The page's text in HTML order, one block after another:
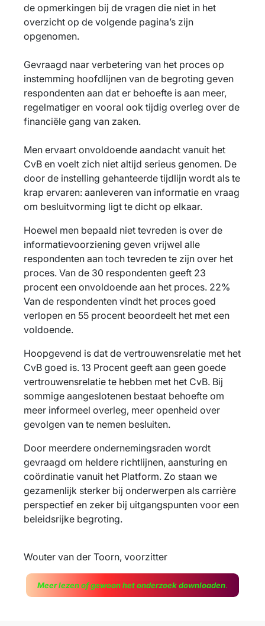
de opmerkingen bij de vragen die niet in het
overzicht op de volgende pagina’s zijn
opgenomen.
Gevraagd naar verbetering van het proces op
instemming hoofdlijnen van de begroting geven
respondenten aan dat er behoefte is aan meer,
regelmatiger en vooral ook tijdig overleg over de
financiële gang van zaken.
Men ervaart onvoldoende aandacht vanuit het
CvB en voelt zich niet altijd serieus genomen. De
door de instelling gehanteerde tijdlijn wordt als te
krap ervaren: aanleveren van informatie en vraag
om besluitvorming ligt te dicht op elkaar.
Hoewel men bepaald niet tevreden is over de
informatievoorziening geven vrijwel alle
respondenten aan toch tevreden te zijn over het
proces. Van de 30 respondenten geeft 23
procent een onvoldoende aan het proces. 22%
Van de respondenten vindt het proces goed
verlopen en 55 procent beoordeelt het met een
voldoende.
Hoopgevend is dat de vertrouwensrelatie met het
CvB goed is. 13 Procent geeft aan geen goede
vertrouwensrelatie te hebben met het CvB. Bij
sommige aangeslotenen bestaat behoefte om
meer informeel overleg, meer openheid over
gevolgen van te nemen besluiten.
Door meerdere ondernemingsraden wordt
gevraagd om heldere richtlijnen, aansturing en
coördinatie vanuit het Platform. Zo staan we
gezamenlijk sterker bij onderwerpen als carrière
perspectief en zeker bij uitgangspunten voor een
beleidsrijke begroting.
Wouter van der Toorn, voorzitter
Meer lezen of gewoon het onderzoek downloaden.